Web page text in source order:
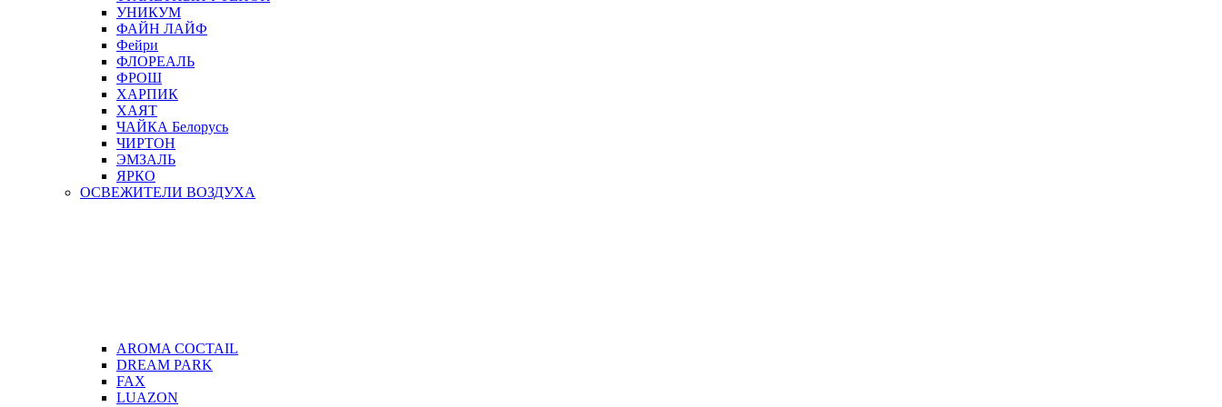
УНИКУМ
ФАЙН ЛАЙФ
Фейри
ФЛОРЕАЛЬ
ФРОШ
ХАРПИК
ХАЯТ
ЧАЙКА Белорусь
ЧИРТОН
ЭМЗАЛЬ
ЯРКО
ОСВЕЖИТЕЛИ ВОЗДУХА
AROMA COCTAIL
DREAM PARK
FAX
LUAZON